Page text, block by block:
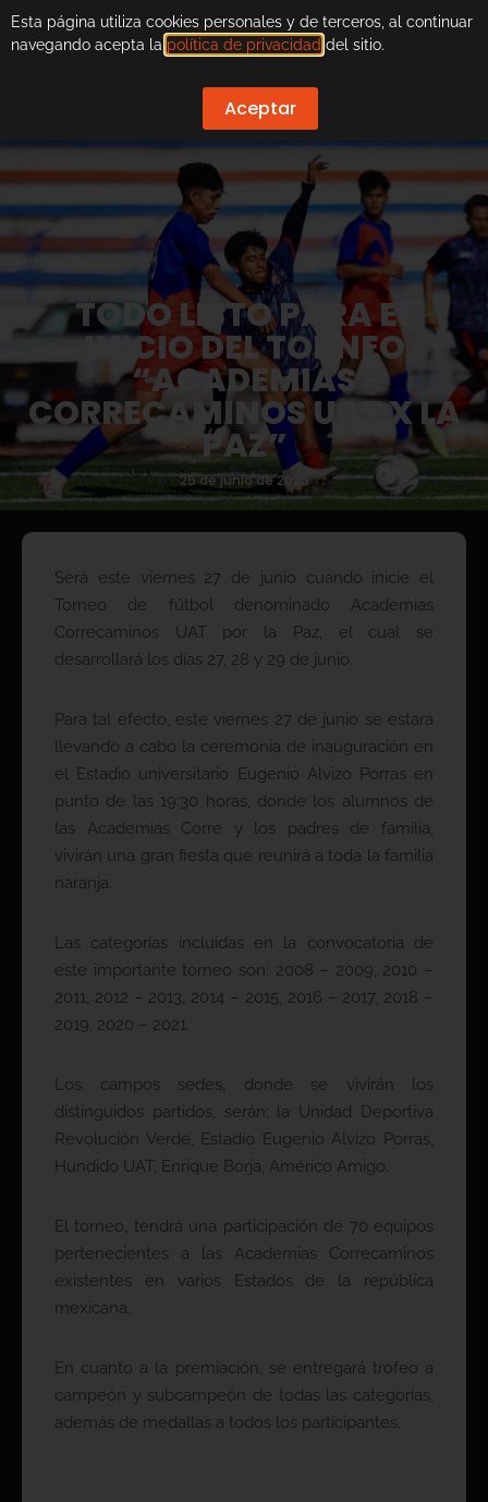
TODO LISTO PARA EL
INICIO DEL TORNEO
“ACADEMIAS
CORRECAMINOS UAT X LA
PAZ”
25 de junio de 2025
Será este viernes 27 de junio cuando inicie el
Torneo de fútbol denominado Academias
Correcaminos UAT por la Paz, el cual se
desarrollará los días 27, 28 y 29 de junio.
Para tal efecto, este viernes 27 de junio se estará
llevando a cabo la ceremonia de inauguración en
el Estadio universitario Eugenio Alvizo Porras en
punto de las 19:30 horas, donde los alumnos de
las Academias Corre y los padres de familia,
vivirán una gran fiesta que reunirá a toda la familia
naranja.
Las categorías incluidas en la convocatoria de
este importante torneo son: 2008 – 2009, 2010 –
2011, 2012 – 2013, 2014 – 2015, 2016 – 2017, 2018 –
2019, 2020 – 2021.
Los campos sedes, donde se vivirán los
distinguidos partidos, serán: la Unidad Deportiva
Revolución Verde, Estadio Eugenio Alvizo Porras,
Hundido UAT, Enrique Borja, Américo Amigo.
El torneo, tendrá una participación de 70 equipos
pertenecientes a las Academias Correcaminos
existentes en varios Estados de la república
mexicana.
En cuanto a la premiación, se entregará trofeo a
campeón y subcampeón de todas las categorías,
además de medallas a todos los participantes.
Esta página utiliza cookies personales y de terceros, al continuar
navegando acepta la política de privacidad del sitio.
Aceptar